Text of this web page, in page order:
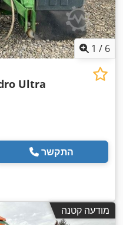
1 / 6
Ultra
התקשר
מודעה קטנה